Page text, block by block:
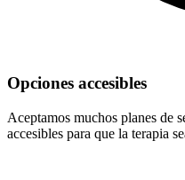
Opciones accesibles
Aceptamos muchos planes de
accesibles para que la terapia